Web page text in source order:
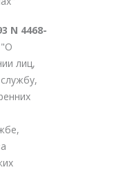
N 4468-
"О
лиц,